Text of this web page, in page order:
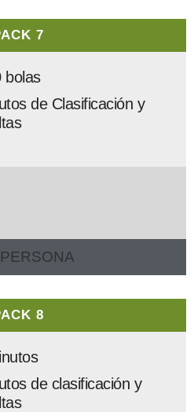
7
de Clasificación y
8
de clasificación y